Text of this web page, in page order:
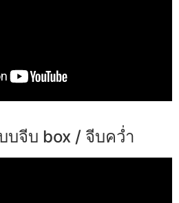
บจีบ box / จีบคว่ำ